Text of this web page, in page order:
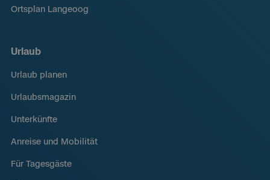
Ortsplan Langeoog
Urlaub
Urlaub planen
Urlaubsmagazin
Unterkünfte
Anreise und Mobilität
Für Tagesgäste